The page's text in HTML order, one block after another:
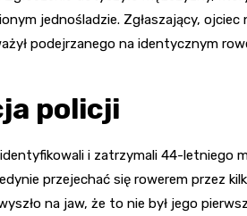
jednośladzie. Zgłaszający,
podejrzanego na identycznym
policji
i zatrzymali 44-letniego
przejechać się rowerem przez
na jaw, że to nie był jego